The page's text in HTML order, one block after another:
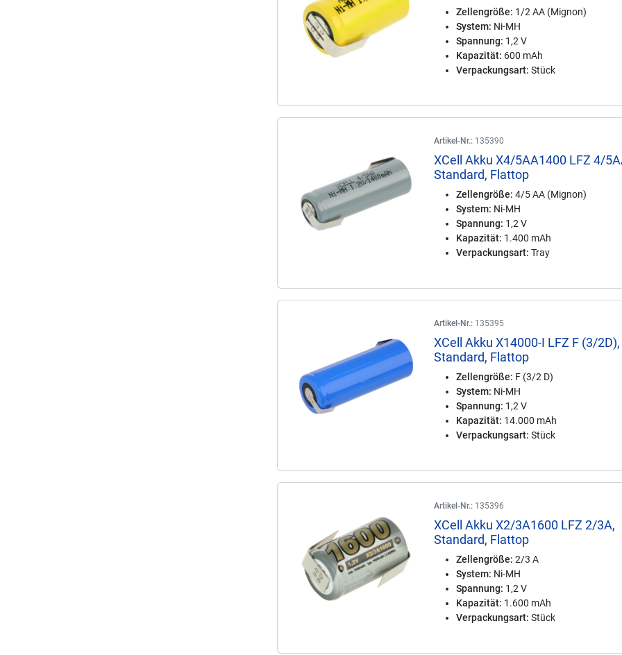
Zellengröße: 1/2 AA (Mignon)
System: Ni-MH
Spannung: 1,2 V
Kapazität: 600 mAh
Verpackungsart: Stück
Artikel-Nr.: 135390
XCell Akku X4/5AA1400 LFZ 4/
Standard, Flattop
Zellengröße: 4/5 AA (Mignon)
System: Ni-MH
Spannung: 1,2 V
Kapazität: 1.400 mAh
Verpackungsart: Tray
Artikel-Nr.: 135395
XCell Akku X14000-I LFZ F (3/2D),
Standard, Flattop
Zellengröße: F (3/2 D)
System: Ni-MH
Spannung: 1,2 V
Kapazität: 14.000 mAh
Verpackungsart: Stück
Artikel-Nr.: 135396
XCell Akku X2/3A1600 LFZ 2/3A,
Standard, Flattop
Zellengröße: 2/3 A
System: Ni-MH
Spannung: 1,2 V
Kapazität: 1.600 mAh
Verpackungsart: Stück